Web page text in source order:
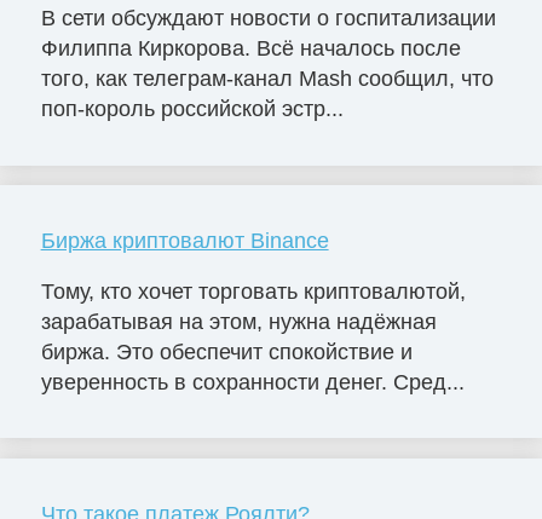
В сети обсуждают новости о госпитализации
Филиппа Киркорова. Всё началось после
того, как телеграм-канал Mash сообщил, что
поп-король российской эстр...
Биржа криптовалют Binance
Тому, кто хочет торговать криптовалютой,
зарабатывая на этом, нужна надёжная
биржа. Это обеспечит спокойствие и
уверенность в сохранности денег. Сред...
Что такое платеж Роялти?